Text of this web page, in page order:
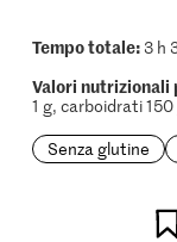
Tempo totale:3 h
Valori nutrizionali
1 g, carboidrati
Senza glutine